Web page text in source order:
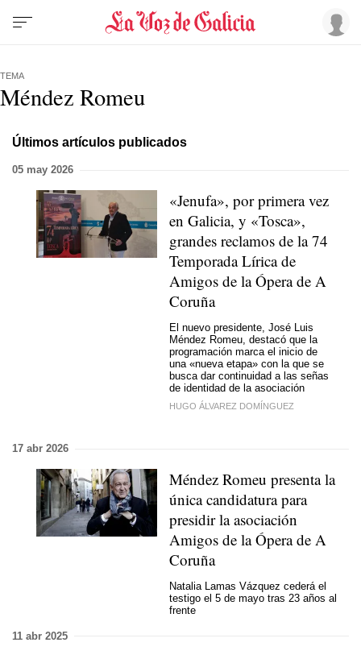
TEMA
Méndez Romeu
Últimos artículos publicados
05 may 2026
«Jenufa», por primera vez
en Galicia, y «Tosca»,
grandes reclamos de la 74
Temporada Lírica de
Amigos de la Ópera de A
Coruña
El nuevo presidente, José Luis
Méndez Romeu, destacó que la
programación marca el inicio de
una «nueva etapa» con la que se
busca dar continuidad a las señas
de identidad de la asociación
HUGO ÁLVAREZ DOMÍNGUEZ
17 abr 2026
Méndez Romeu presenta la
única candidatura para
presidir la asociación
Amigos de la Ópera de A
Coruña
Natalia Lamas Vázquez cederá el
testigo el 5 de mayo tras 23 años al
frente
11 abr 2025